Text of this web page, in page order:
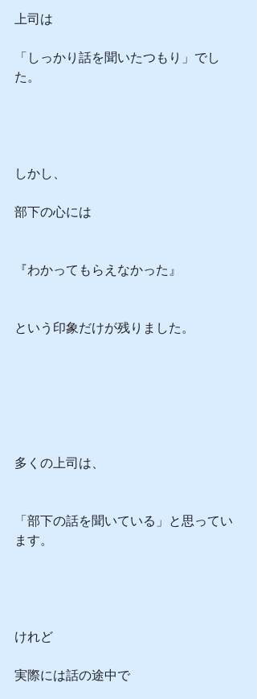
上司は
「しっかり話を聞いたつもり」でし
た。
しかし、
部下の心には
『わかってもらえなかった』
という印象だけが残りました。
多くの上司は、
「部下の話を聞いている」と思ってい
ます。
けれど
実際には話の途中で